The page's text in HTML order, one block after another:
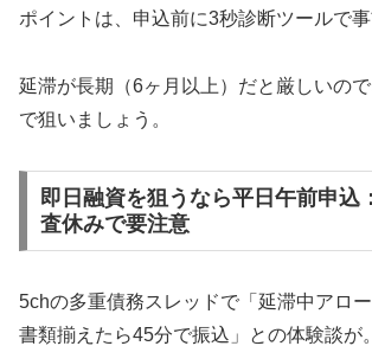
ポイントは、申込前に3秒診断ツールで事
延滞が長期（6ヶ月以上）だと厳しいの
で狙いましょう。
即日融資を狙うなら平日午前申込
査休みで要注意
5chの多重債務スレッドで「延滞中アロ
書類揃えたら45分で振込」との体験談が。